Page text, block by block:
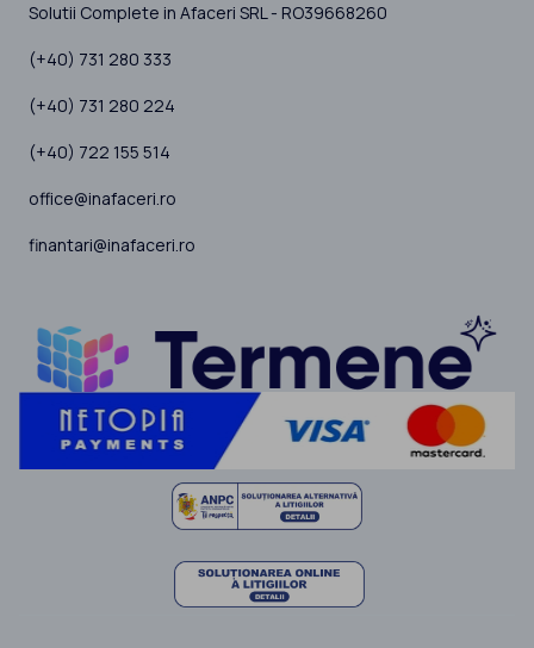
Solutii Complete in Afaceri SRL - RO39668260
(+40) 731 280 333
(+40) 731 280 224
(+40) 722 155 514
office@inafaceri.ro
finantari@inafaceri.ro